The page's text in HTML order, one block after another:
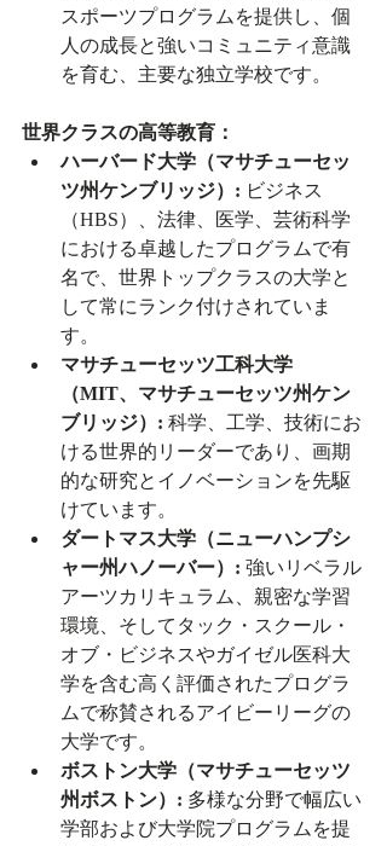
スポーツプログラムを提供し、個
人の成長と強いコミュニティ意識
を育む、主要な独立学校です。
世界クラスの高等教育：
ハーバード大学（マサチューセッ
ツ州ケンブリッジ）: ビジネス
（HBS）、法律、医学、芸術科学
における卓越したプログラムで有
名で、世界トップクラスの大学と
して常にランク付けされていま
す。
マサチューセッツ工科大学
（MIT、マサチューセッツ州ケン
ブリッジ）: 科学、工学、技術にお
ける世界的リーダーであり、画期
的な研究とイノベーションを先駆
けています。
ダートマス大学（ニューハンプシ
ャー州ハノーバー）: 強いリベラル
アーツカリキュラム、親密な学習
環境、そしてタック・スクール・
オブ・ビジネスやガイゼル医科大
学を含む高く評価されたプログラ
ムで称賛されるアイビーリーグの
大学です。
ボストン大学（マサチューセッツ
州ボストン）: 多様な分野で幅広い
学部および大学院プログラムを提